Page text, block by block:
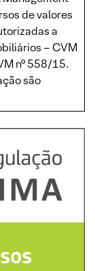
de valores
a
– CVM
n° 558/15.
são